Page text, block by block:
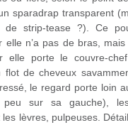
sparadrap transparent
de strip-tease ?). Ce
elle n’a pas de bras,
elle porte le couvre-
flot de cheveux
le regard porte loin
peu sur sa gauche),
lèvres, pulpeuses.